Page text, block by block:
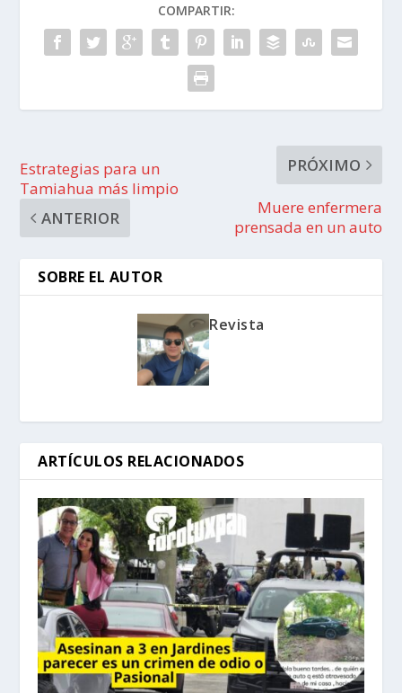
COMPARTIR:
Estrategias para un
Tamiahua más limpio
ANTERIOR
PRÓXIMO
Muere enfermera
prensada en un auto
SOBRE EL AUTOR
Revista
ARTÍCULOS RELACIONADOS